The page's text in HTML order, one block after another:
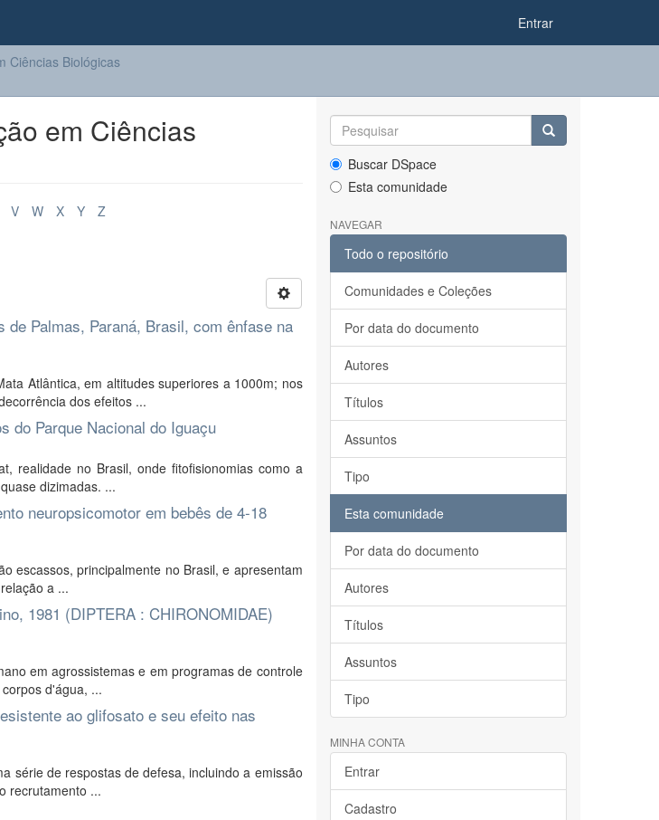
Entrar
Ciências Biológicas
em Ciências
V W X Y Z
Palmas, Paraná, Brasil, com ênfase na
Atlântica, em altitudes superiores a 1000m; nos
dos efeitos ...
do Parque Nacional do Iguaçu
realidade no Brasil, onde fitofisionomias como a
dizimadas. ...
neuropsicomotor em bebês de 4-18
escassos, principalmente no Brasil, e apresentam
a ...
1981 (DIPTERA : CHIRONOMIDAE)
em agrossistemas e em programas de controle
d'água, ...
ao glifosato e seu efeito nas
série de respostas de defesa, incluindo a emissão
recrutamento ...
Buscar DSpace
Esta comunidade
NAVEGAR
Todo o repositório
Comunidades e Coleções
Por data do documento
Autores
Títulos
Assuntos
Tipo
Esta comunidade
Por data do documento
Autores
Títulos
Assuntos
Tipo
MINHA CONTA
Entrar
Cadastro